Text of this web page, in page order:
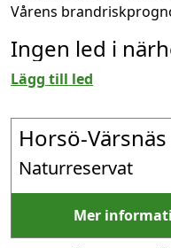
Vårens
Ingen led i
Lägg till led
Horsö-Värsnäs
Naturreservat
Mer